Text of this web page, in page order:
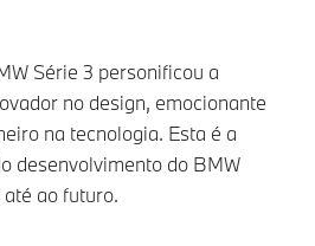
Série 3 personificou a
no design, emocionante
na tecnologia. Esta é a
desenvolvimento do BMW
ao futuro.